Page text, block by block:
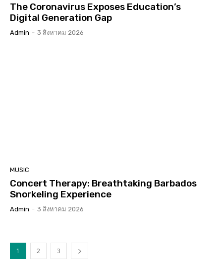
The Coronavirus Exposes Education’s
Digital Generation Gap
Admin - 3 สิงหาคม 2026
MUSIC
Concert Therapy: Breathtaking Barbados
Snorkeling Experience
Admin - 3 สิงหาคม 2026
1 2 3